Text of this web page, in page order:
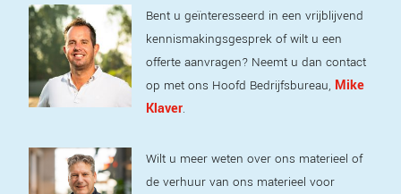
Bent u geïnteresseerd in een vrijblijvend
kennismakingsgesprek of wilt u een
offerte aanvragen? Neemt u dan contact
op met ons Hoofd Bedrijfsbureau, Mike
Klaver.
Wilt u meer weten over ons materieel of
de verhuur van ons materieel voor